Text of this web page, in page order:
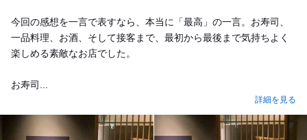
今回の感想を一言で表すなら、本当に「最高」の一言。お寿司、
一品料理、お酒、そして接客まで、最初から最後まで気持ちよく
楽しめる素敵なお店でした。
お寿司...
詳細を見る